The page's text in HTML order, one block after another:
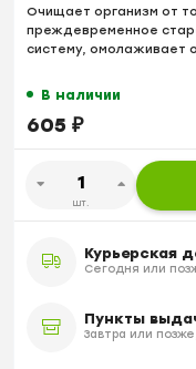
Очищает организм от
преждевременное
систему, омолаживает
В наличии
605 ₽
шт.
Курьерская
Сегодня или
Пункты
Завтра или